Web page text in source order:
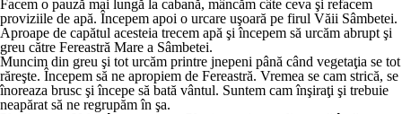
Facem o pauză mai lungă la cabană, mâncăm câte ceva şi refacem
proviziile de apă. Începem apoi o urcare uşoară pe firul Văii Sâmbetei.
Aproape de capătul acesteia trecem apă şi începem să urcăm abrupt şi
greu către Fereastră Mare a Sâmbetei.
Muncim din greu şi tot urcăm printre jnepeni până când vegetaţia se tot
răreşte. Începem să ne apropiem de Fereastră. Vremea se cam strică, se
înoreaza brusc şi începe să bată vântul. Suntem cam înşiraţi şi trebuie
neapărat să ne regrupăm în şa.